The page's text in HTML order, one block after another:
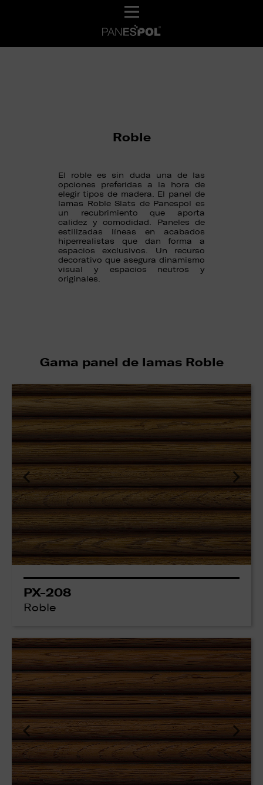
Roble
El roble es sin duda una de las
opciones preferidas a la hora de
elegir tipos de madera. El panel de
lamas Roble Slats de Panespol es
un recubrimiento que aporta
calidez y comodidad. Paneles de
estilizadas líneas en acabados
hiperrealistas que dan forma a
espacios exclusivos. Un recurso
decorativo que asegura dinamismo
visual y espacios neutros y
originales.
Gama panel de lamas Roble
PX-208
Roble